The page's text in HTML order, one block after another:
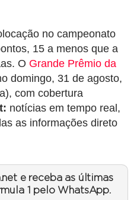
no campeonato
15 a menos que a
O Grande Prêmio da
domingo, 31 de agosto,
com cobertura
notícias em tempo real,
as informações direto
e receba as últimas
1 pelo WhatsApp.